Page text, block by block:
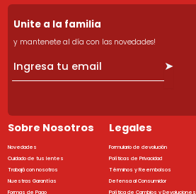
Unite a la familia
y mantenete al día con las novedades!
➤
Sobre Nosotros
Novedades
Cuidado de tus lentes
Trabajá con nosotros
Nuestras Garantías
Formas de Pago
Legales
Formulario de devolución
Políticas de Privacidad
Términos y Reembolsos
Defensa al Consumidor
Política de Cambios y Devoluciones